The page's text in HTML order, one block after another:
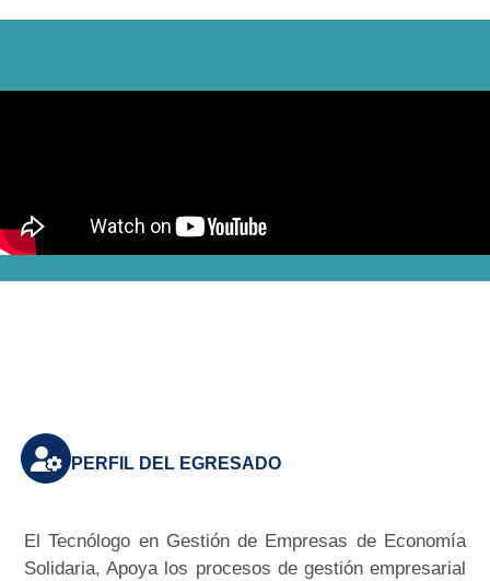
PERFIL DEL EGRESADO
El Tecnólogo en Gestión de Empresas de Economía
Solidaria, Apoya los procesos de gestión empresarial